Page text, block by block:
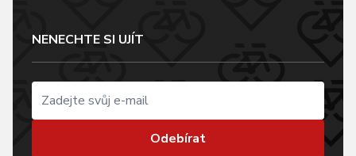
NENECHTE SI UJÍT
Odebírat